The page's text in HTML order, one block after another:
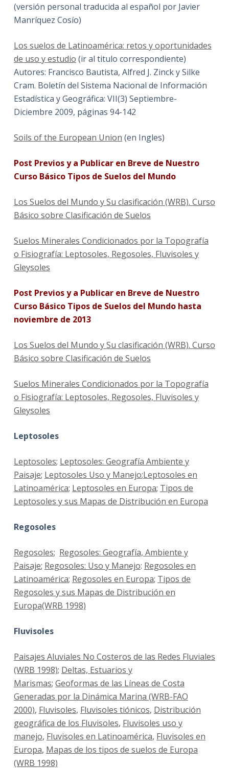
(versión personal traducida al español por Javier
Manríquez Cosío)
Los suelos de Latinoamérica: retos y oportunidades
de uso y estudio (ir al titulo correspondiente)
Autores: Francisco Bautista, Alfred J. Zinck y Silke
Cram. Boletín del Sistema Nacional de Información
Estadística y Geográfica: VII(3) Septiembre-
Diciembre 2009, páginas 94-142
Soils of the European Union (en Ingles)
Post Previos y a Publicar en Breve de Nuestro
Curso Básico Tipos de Suelos del Mundo
Los Suelos del Mundo y Su clasificación (WRB). Curso
Básico sobre Clasificación de Suelos
Suelos Minerales Condicionados por la Topografía
o Fisiografía: Leptosoles, Regosoles, Fluvisoles y
Gleysoles
Post Previos y a Publicar en Breve de Nuestro
Curso Básico Tipos de Suelos del Mundo hasta
noviembre de 2013
Los Suelos del Mundo y Su clasificación (WRB). Curso
Básico sobre Clasificación de Suelos
Suelos Minerales Condicionados por la Topografía
o Fisiografía: Leptosoles, Regosoles, Fluvisoles y
Gleysoles
Leptosoles
Leptosoles; Leptosoles: Geografía Ambiente y
Paisaje; Leptosoles Uso y Manejo;Leptosoles en
Latinoamérica; Leptosoles en Europa; Tipos de
Leptosoles y sus Mapas de Distribución en Europa
Regosoles
Regosoles; Regosoles: Geografía, Ambiente y
Paisaje; Regosoles: Uso y Manejo: Regosoles en
Latinoamérica; Regosoles en Europa; Tipos de
Regosoles y sus Mapas de Distribución en
Europa(WRB 1998)
Fluvisoles
Paisajes Aluviales No Costeros de las Redes Fluviales
(WRB 1998); Deltas, Estuarios y
Marismas; Geoformas de las Líneas de Costa
Generadas por la Dinámica Marina (WRB-FAO
2000), Fluvisoles, Fluvisoles tiónicos, Distribución
geográfica de los Fluvisoles, Fluvisoles uso y
manejo, Fluvisoles en Latinoamérica, Fluvisoles en
Europa, Mapas de los tipos de suelos de Europa
(WRB 1998)